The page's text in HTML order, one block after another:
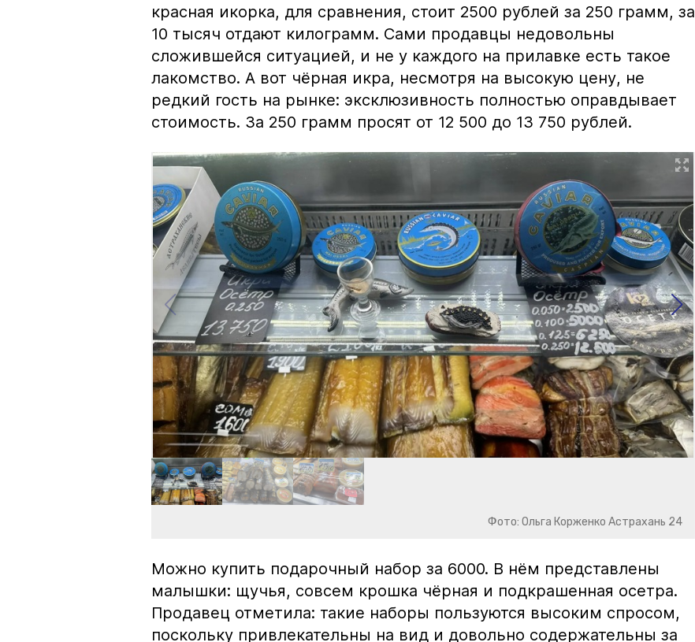
красная икорка, для сравнения, стоит 2500 рублей за 250 грамм, за
10 тысяч отдают килограмм. Сами продавцы недовольны
сложившейся ситуацией, и не у каждого на прилавке есть такое
лакомство. А вот чёрная икра, несмотря на высокую цену, не
редкий гость на рынке: эксклюзивность полностью оправдывает
стоимость. За 250 грамм просят от 12 500 до 13 750 рублей.
Фото: Ольга Корженко Астрахань 24
Можно купить подарочный набор за 6000. В нём представлены
малышки: щучья, совсем крошка чёрная и подкрашенная осетра.
Продавец отметила: такие наборы пользуются высоким спросом,
поскольку привлекательны на вид и довольно содержательны за